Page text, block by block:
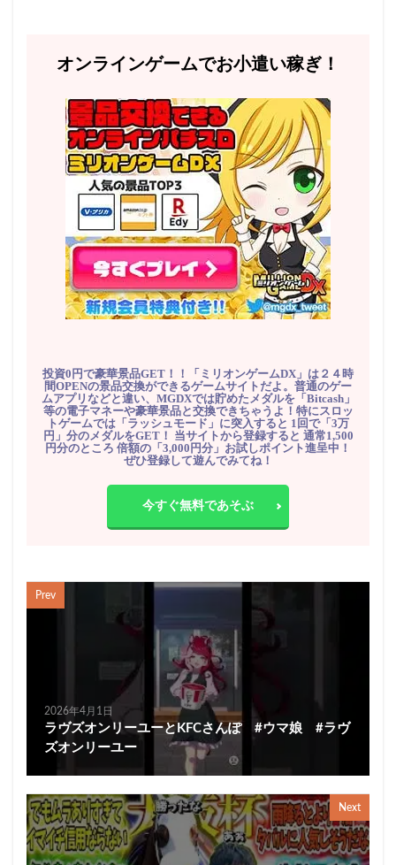
オンラインゲームでお小遣い稼ぎ！
投資0円で豪華景品GET！！「ミリオンゲームDX」は２４時
間OPENの景品交換ができるゲームサイトだよ。普通のゲー
ムアプリなどと違い、MGDXでは貯めたメダルを「Bitcash」
等の電子マネーや豪華景品と交換できちゃうよ！特にスロッ
トゲームでは「ラッシュモード」に突入すると 1回で「3万
円」分のメダルをGET！ 当サイトから登録すると 通常1,500
円分のところ 倍額の「3,000円分」お試しポイント進呈中！
ぜひ登録して遊んでみてね！
今すぐ無料であそぶ
Prev
2026年4月1日
ラヴズオンリーユーとKFCさんぽ #ウマ娘 #ラヴ
ズオンリーユー
Next